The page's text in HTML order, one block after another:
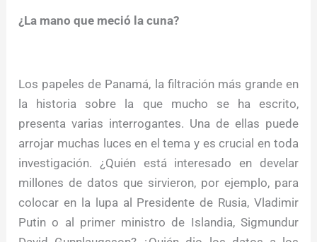
¿La mano que meció la cuna?
Los papeles de Panamá, la filtración más grande en
la historia sobre la que mucho se ha escrito,
presenta varias interrogantes. Una de ellas puede
arrojar muchas luces en el tema y es crucial en toda
investigación. ¿Quién está interesado en develar
millones de datos que sirvieron, por ejemplo, para
colocar en la lupa al Presidente de Rusia, Vladimir
Putin o al primer ministro de Islandia, Sigmundur